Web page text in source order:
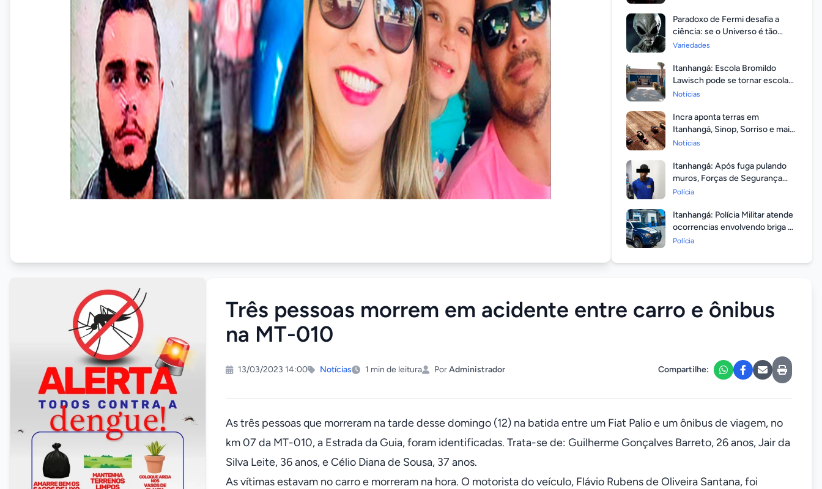
Paradoxo de Fermi desafia a
ciência: se o Universo é tão
vasto, por que ninguém
Variedades
Itanhangá: Escola Bromildo
Lawisch pode se tornar escola
cívico-militar
Notícias
Incra aponta terras em
Itanhangá, Sinop, Sorriso e mais
14 entre as com maior
Notícias
Itanhangá: Após fuga pulando
muros, Forças de Segurança
prendem homem com mandato
Polícia
Itanhangá: Polícia Militar atende
ocorrencias envolvendo briga de
casais durante feriado
Polícia
Três pessoas morrem em acidente entre carro e ônibus
na MT-010
13/03/2023 14:00 Notícias 1 min de leitura PorAdministrador Compartilhe:
As três pessoas que morreram na tarde desse domingo (12) na batida entre um Fiat Palio e um ônibus de viagem, no
km 07 da MT-010, a Estrada da Guia, foram identificadas. Trata-se de: Guilherme Gonçalves Barreto, 26 anos, Jair da
Silva Leite, 36 anos, e Célio Diana de Sousa, 37 anos.
As vítimas estavam no carro e morreram na hora. O motorista do veículo, Flávio Rubens de Oliveira Santana, foi